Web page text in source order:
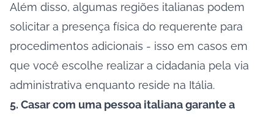
Além disso, algumas regiões italianas podem
solicitar a presença física do requerente para
procedimentos adicionais - isso em casos em
que você escolhe realizar a cidadania pela via
administrativa enquanto reside na Itália.
5. Casar com uma pessoa italiana garante a